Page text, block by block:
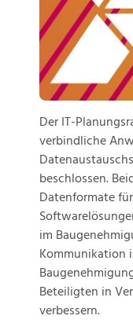
Der IT-
verbindliche
beschlossen.
Datenformate
im
Kommunikation
Beteiligten in
verbessern.